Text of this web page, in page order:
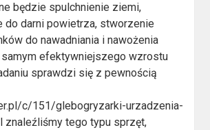
będzie spulchnienie ziemi,
do darni powietrza, stworzenie
do nawadniania i nawożenia
samym efektywniejszego wzrostu
sprawdzi się z pewnością
c/151/glebogryzarki-urzadzenia-
znaleźliśmy tego typu sprzęt,